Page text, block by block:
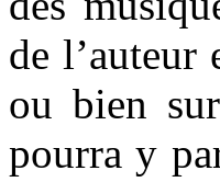
de
ou bien
pourra y